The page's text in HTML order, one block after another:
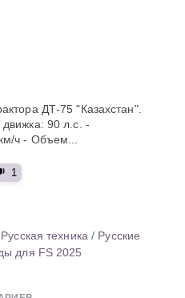
ДТ-75 "Казахстан".
90 л.с. -
ч - Объем...
1
Русская техника/ Русские
для FS 2025